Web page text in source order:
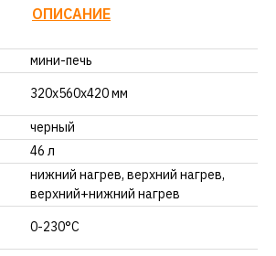
ОПИСАНИЕ
мини-печь
320х560х420 мм
черный
46 л
нижний нагрев, верхний нагрев,
верхний+нижний нагрев
0-230°C